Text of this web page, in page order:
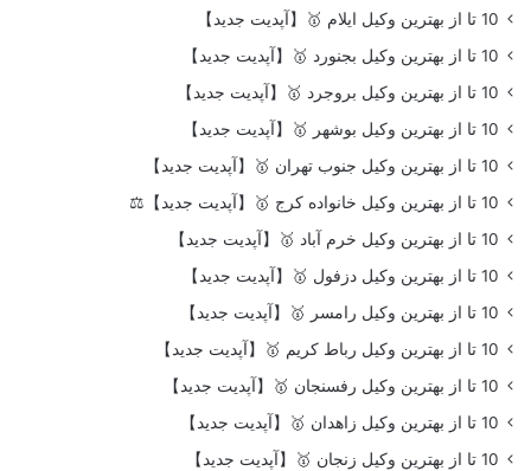
10 تا از بهترین وکیل ایلام 🥇【آپدیت جدید】
10 تا از بهترین وکیل بجنورد 🥇【آپدیت جدید】
10 تا از بهترین وکیل بروجرد 🥇【آپدیت جدید】
10 تا از بهترین وکیل بوشهر 🥇【آپدیت جدید】
10 تا از بهترین وکیل جنوب تهران 🥇【آپدیت جدید】
10 تا از بهترین وکیل خانواده کرج 🥇【آپدیت جدید】⚖️
10 تا از بهترین وکیل خرم آباد 🥇【آپدیت جدید】
10 تا از بهترین وکیل دزفول 🥇【آپدیت جدید】
10 تا از بهترین وکیل رامسر 🥇【آپدیت جدید】
10 تا از بهترین وکیل رباط کریم 🥇【آپدیت جدید】
10 تا از بهترین وکیل رفسنجان 🥇【آپدیت جدید】
10 تا از بهترین وکیل زاهدان 🥇【آپدیت جدید】
10 تا از بهترین وکیل زنجان 🥇【آپدیت جدید】